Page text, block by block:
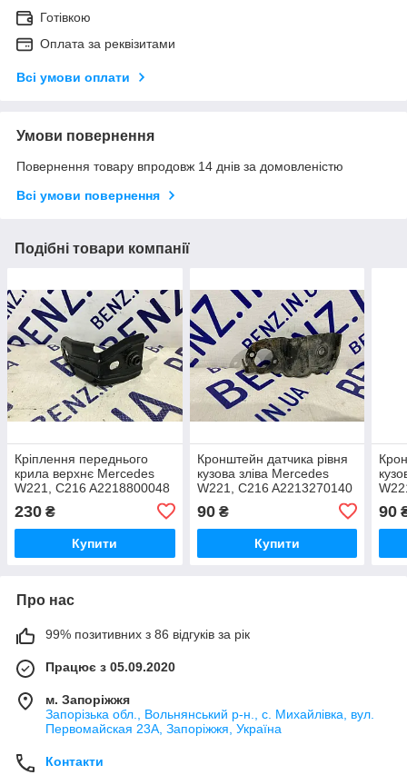
Готівкою
Оплата за реквізитами
Всі умови оплати
Умови повернення
Повернення товару впродовж 14 днів за домовленістю
Всі умови повернення
Подібні товари компанії
Кріплення переднього
крила верхнє Mercedes
W221, C216 A2218800048
230 ₴
Купити
Кронштейн датчика рівня
кузова зліва Mercedes
W221, C216 A2213270140
90₴
Купити
90
Про нас
99% позитивних з 86 відгуків за рік
Працює з 05.09.2020
м. Запоріжжя
Запорізька обл., Вольнянський р-н., с. Михайлівка, вул.
Первомайская 23А, Запоріжжя, Україна
Контакти